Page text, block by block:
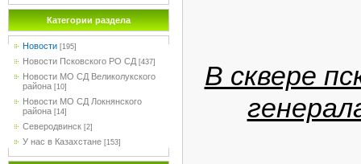
Категории раздела
Новости [195]
Новости Псковского РО СД [437]
Новости МО СД Великолукского
района [10]
Новости МО СД Локнянского
района [14]
Северодвинск [2]
У нас в Казахстане [153]
В сквере